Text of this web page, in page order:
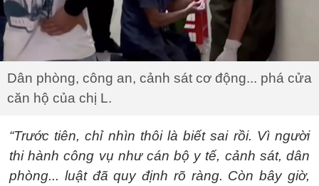
Dân phòng, công an, cảnh sát cơ động... phá cửa
căn hộ của chị L.
“Trước tiên, chỉ nhìn thôi là biết sai rồi. Vì người
thi hành công vụ như cán bộ y tế, cảnh sát, dân
phòng... luật đã quy định rõ ràng. Còn bây giờ,